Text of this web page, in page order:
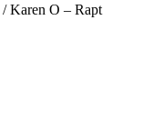
/ Karen O – Rapt